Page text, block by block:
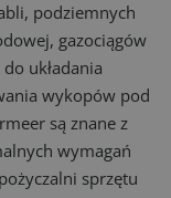
podziemnych
gazociągów
układania
wykopów pod
są znane z
wymagań
sprzętu